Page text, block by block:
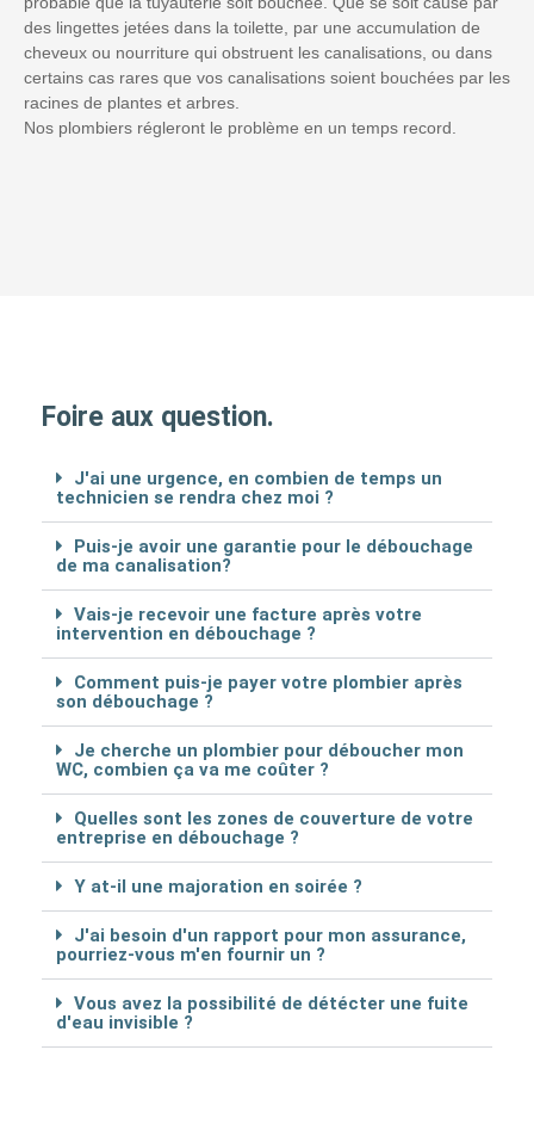
des lingettes jetées dans la toilette, par une accumulation de
cheveux ou nourriture qui obstruent les canalisations, ou dans
certains cas rares que vos canalisations soient bouchées par les
racines de plantes et arbres.
Nos plombiers régleront le problème en un temps record.
Foire aux question.
J'ai une urgence, en combien de temps un
technicien se rendra chez moi ?
Puis-je avoir une garantie pour le débouchage
de ma canalisation?
Vais-je recevoir une facture après votre
intervention en débouchage ?
Comment puis-je payer votre plombier après
son débouchage ?
Je cherche un plombier pour déboucher mon
WC, combien ça va me coûter ?
Quelles sont les zones de couverture de votre
entreprise en débouchage ?
Y at-il une majoration en soirée ?
J'ai besoin d'un rapport pour mon assurance,
pourriez-vous m'en fournir un ?
Vous avez la possibilité de détécter une fuite
d'eau invisible ?